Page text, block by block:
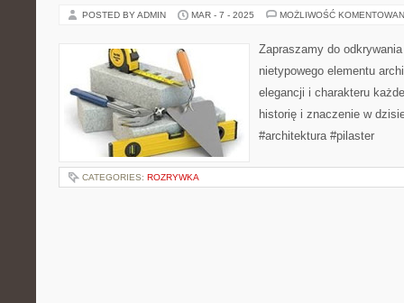
POSTED BY ADMIN MAR - 7 - 2025 MOŻLIWOŚĆ
Zapraszamy do
nietypowego elementu
elegancji i charakteru
historię i znaczenie w
#architektura #pilaster
CATEGORIES: ROZRYWKA